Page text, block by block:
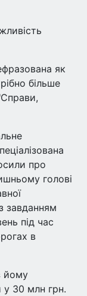
як
більше
про
голові
завданням
під час
в
йому
у 30 млн грн.